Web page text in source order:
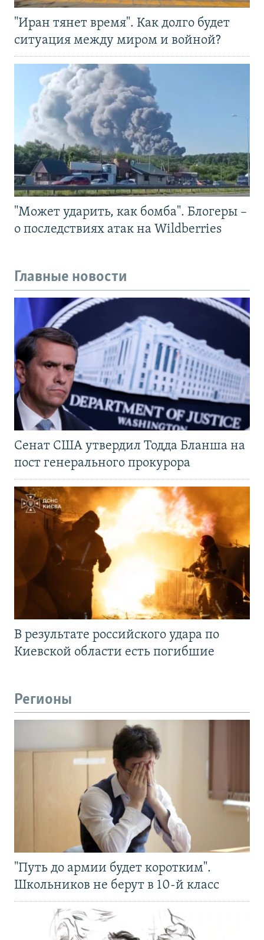
"Иран тянет время". Как долго будет
ситуация между миром и войной?
"Может ударить, как бомба". Блогеры –
о последствиях атак на Wildberries
Главные новости
Сенат США утвердил Тодда Бланша на
пост генерального прокурора
В результате российского удара по
Киевской области есть погибшие
Регионы
"Путь до армии будет коротким".
Школьников не берут в 10-й класс